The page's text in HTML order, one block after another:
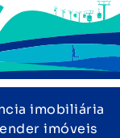
imobiliária
imóveis